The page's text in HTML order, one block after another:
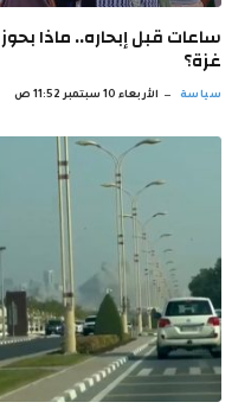
ساعات قبل إبحاره.. ماذا
غزة؟
سياسة الأربعاء 10 سبتمبر 11:52 ص